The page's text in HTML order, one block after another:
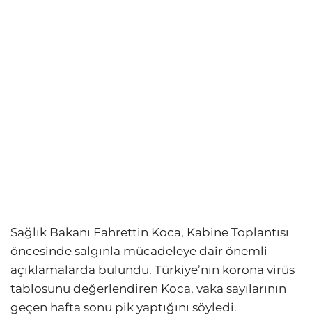
Sağlık Bakanı Fahrettin Koca, Kabine Toplantısı
öncesinde salgınla mücadeleye dair önemli
açıklamalarda bulundu. Türkiye’nin korona virüs
tablosunu değerlendiren Koca, vaka sayılarının
geçen hafta sonu pik yaptığını söyledi.